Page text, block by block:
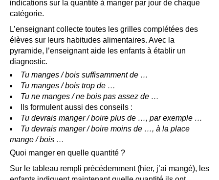
indications sur la quantité à manger par jour de chaque
catégorie.
L’enseignant collecte toutes les grilles complétées des
élèves sur leurs habitudes alimentaires. Avec la
pyramide, l’enseignant aide les enfants à établir un
diagnostic.
Tu manges / bois suffisamment de …
Tu manges / bois trop de …
Tu ne manges / ne bois pas assez de …
Ils formulent aussi des conseils :
Tu devrais manger / boire plus de …, par exemple …
Tu devrais manger / boire moins de …, à la place
mange / bois …
Quoi manger en quelle quantité ?
Sur le tableau rempli précédemment (hier, j’ai mangé), les